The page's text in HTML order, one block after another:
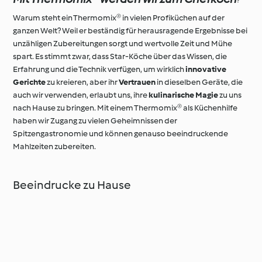
Warum steht ein Thermomix® in vielen Profiküchen auf der
ganzen Welt? Weil er beständig für herausragende Ergebnisse bei
unzähligen Zubereitungen sorgt und wertvolle Zeit und Mühe
spart. Es stimmt zwar, dass Star-Köche über das Wissen, die
Erfahrung und die Technik verfügen, um wirklichinnovative
Gerichtezu kreieren, aber ihrVertrauenin dieselben Geräte, die
auch wir verwenden, erlaubt uns, ihrekulinarische Magiezu uns
nach Hause zu bringen. Mit einem Thermomix® als Küchenhilfe
haben wir Zugang zu vielen Geheimnissen der
Spitzengastronomie und können genauso beeindruckende
Mahlzeiten zubereiten.
Beeindrucke zu Hause